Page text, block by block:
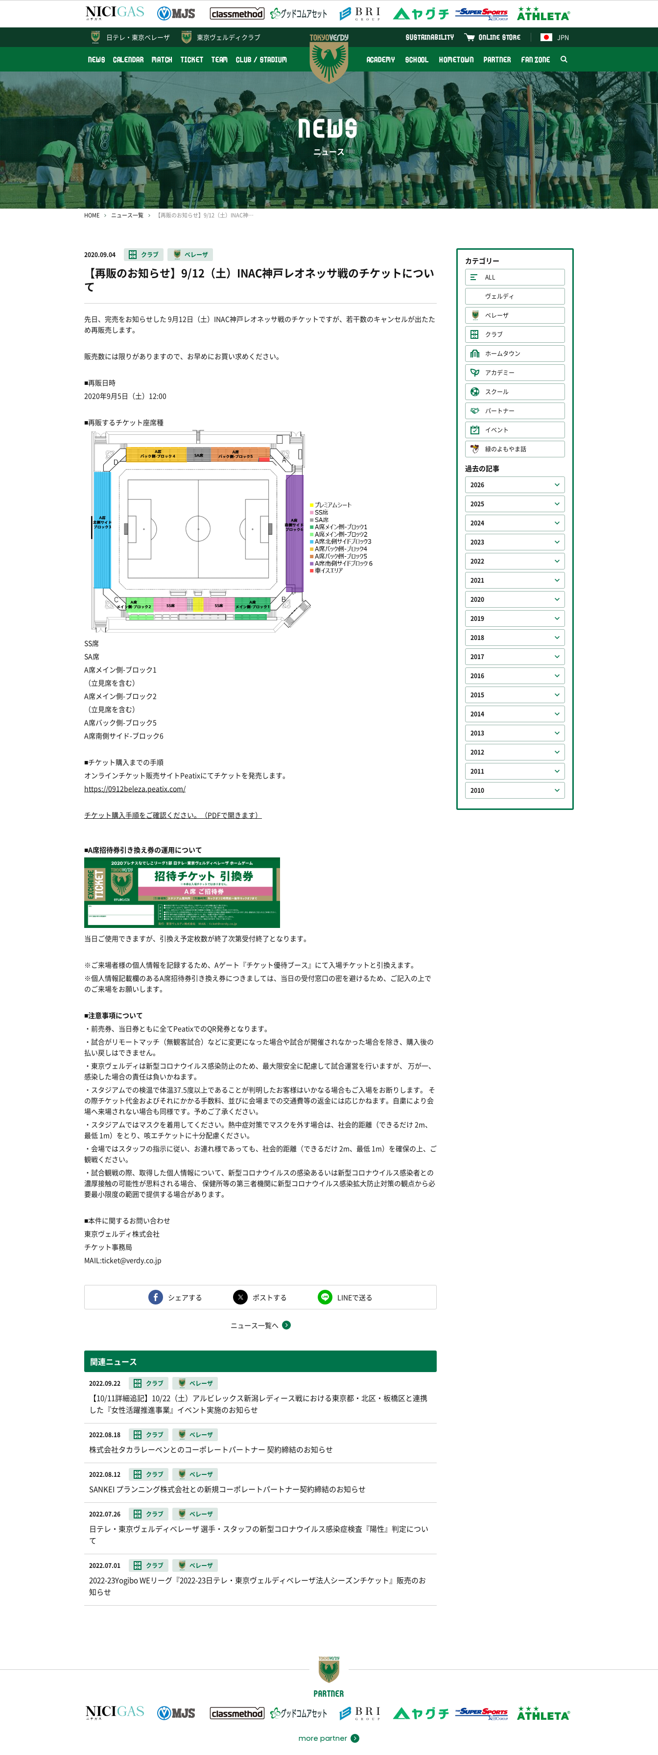
東京ヴェルディクラブ JPN
ONLINE STORE
SUSTAINABILITY
NEWS CALENDAR MATCH TICKET TEAM CLUB / STADIUM ACADEMY SCHOOL HOMETOWN PARTNER FAN ZONE
日テレ・ 東京ベレーザ
NEWS
ニュース
HOME ニュース一覧 【再販のお知らせ】9/12（土）INAC神戸レオネッサ戦のチケットについて
2020.09.04 クラブ ベレーザ
【再販のお知らせ】9/12（土）INAC神戸レオネッサ戦のチケットについ
て
先日、完売をお知らせした 9月12日（土）INAC神戸レオネッサ戦のチケットですが、若干数のキャンセルが出たた
め再販売します。
販売数には限りがありますので、お早めにお買い求めください。
■再販日時
2020年9月5日（土）12:00
■再販するチケット座席種
SS席
SA席
A席メイン側-ブロック1
（立見席を含む）
A席メイン側-ブロック2
（立見席を含む）
A席バック側-ブロック5
A席南側サイド-ブロック6
■チケット購入までの手順
オンラインチケット販売サイトPeatixにてチケットを発売します。
https://0912beleza.peatix.com/
チケット購入手順をご確認ください。（PDFで開きます）
■A席招待券引き換え券の運用について
当日ご使用できますが、引換え予定枚数が終了次第受付終了となります。
※ご来場者様の個人情報を記録するため、Aゲート『チケット優待ブース』にて入場チケットと引換えます。
※個人情報記載欄のあるA席招待券引き換え券につきましては、当日の受付窓口の密を避けるため、ご記入の上で
のご来場をお願いします。
■注意事項について
・前売券、当日券ともに全てPeatixでのQR発券となります。
・試合がリモートマッチ（無観客試合）などに変更になった場合や試合が開催されなかった場合を除き、購入後の
払い戻しはできません。
・東京ヴェルディは新型コロナウイルス感染防止のため、最大限安全に配慮して試合運営を行いますが、 万が一、
感染した場合の責任は負いかねます。
・スタジアムでの検温で体温37.5度以上であることが判明したお客様はいかなる場合もご入場をお断りします。 そ
の際チケット代金およびそれにかかる手数料、並びに会場までの交通費等の返金には応じかねます。自粛により会
場へ来場されない場合も同様です。予めご了承ください。
・スタジアムではマスクを着用してください。熱中症対策でマスクを外す場合は、社会的距離（できるだけ 2m、
最低 1m）をとり、咳エチケットに十分配慮ください。
・会場ではスタッフの指示に従い、お連れ様であっても、社会的距離（できるだけ 2m、最低 1m）を確保の上、ご
観戦ください。
・試合観戦の際、取得した個人情報について、新型コロナウイルスの感染あるいは新型コロナウイルス感染者との
濃厚接触の可能性が思料される場合、 保健所等の第三者機関に新型コロナウイルス感染拡大防止対策の観点から必
要最小限度の範囲で提供する場合があります。
■本件に関するお問い合わせ
東京ヴェルディ株式会社
チケット事務局
MAIL:ticket@verdy.co.jp
シェアする ポストする LINEで送る
ニュース一覧へ
関連ニュース
2022.09.22 クラブ ベレーザ
【10/11詳細追記】10/22（土）アルビレックス新潟レディース戦における東京都・北区・板橋区と連携
した『女性活躍推進事業』イベント実施のお知らせ
2022.08.18 クラブ ベレーザ
株式会社タカラレーベンとのコーポレートパートナー 契約締結のお知らせ
2022.08.12 クラブ ベレーザ
SANKEI プランニング株式会社との新規コーポレートパートナー契約締結のお知らせ
2022.07.26 クラブ ベレーザ
日テレ・東京ヴェルディベレーザ 選手・スタッフの新型コロナウイルス感染症検査『陽性』判定につい
て
2022.07.01 クラブ ベレーザ
2022-23Yogibo WEリーグ『2022-23日テレ・東京ヴェルディベレーザ法人シーズンチケット』販売のお
知らせ
カテゴリー
ALL
ヴェルディ
ベレーザ
クラブ
ホームタウン
アカデミー
スクール
パートナー
イベント
緑のよもやま話
過去の記事
2026
2025
2024
2023
2022
2021
2020
2019
2018
2017
2016
2015
2014
2013
2012
2011
2010
PARTNER
more partner